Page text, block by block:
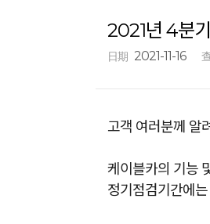
2021년 4분
日期 2021-11-16
고객 여러분께 알
케이블카의 기능
정기점검기간에